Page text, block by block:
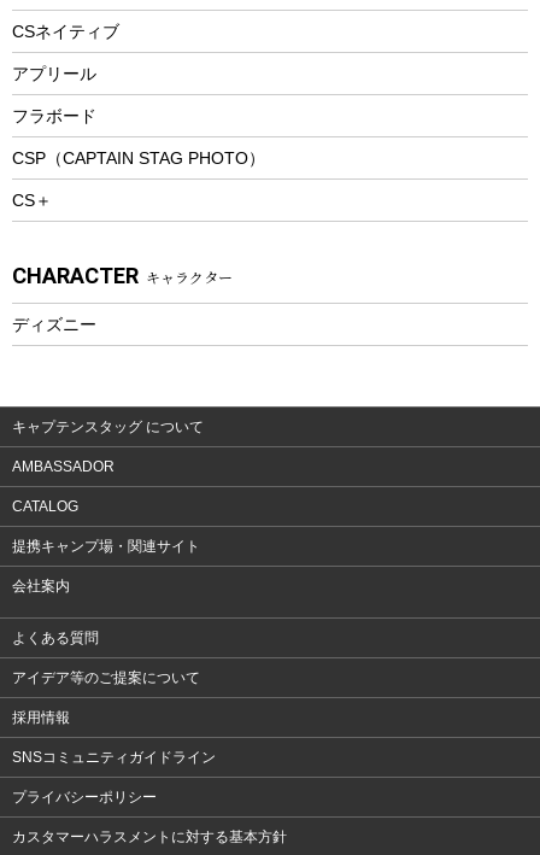
トレッキング
トレッキングアクセサリー
プレイグッズ
ウェルネス
ウェア、タオル
ウェア
CSネイティブ
アプリール
フラボード
CSP（CAPTAIN STAG PHOTO）
CS＋
CHARACTER キャラクター
ディズニー
キャプテンスタッグ について
AMBASSADOR
CATALOG
提携キャンプ場・関連サイト
会社案内
よくある質問
アイデア等のご提案について
採用情報
SNSコミュニティガイドライン
プライバシーポリシー
カスタマーハラスメントに対する基本方針